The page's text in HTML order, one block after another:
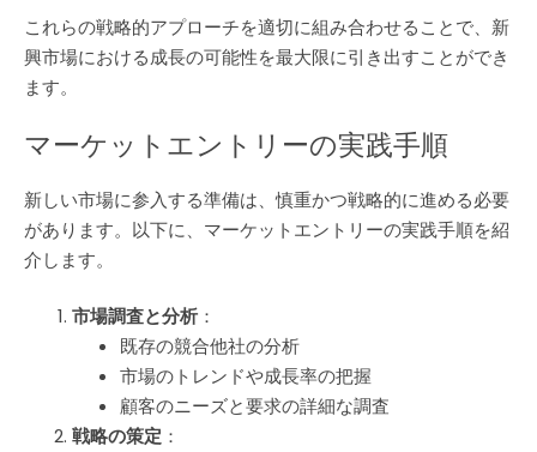
これらの戦略的アプローチを適切に組み合わせることで、新
興市場における成長の可能性を最大限に引き出すことができ
ます。
マーケットエントリーの実践手順
新しい市場に参入する準備は、慎重かつ戦略的に進める必要
があります。以下に、マーケットエントリーの実践手順を紹
介します。
市場調査と分析 ：
既存の競合他社の分析
市場のトレンドや成長率の把握
顧客のニーズと要求の詳細な調査
戦略の策定 ：